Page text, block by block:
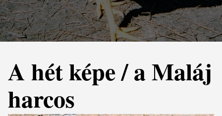
A hét képe / a Maláj
harcos